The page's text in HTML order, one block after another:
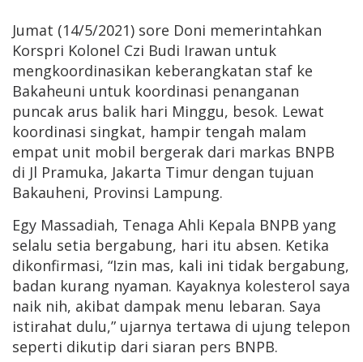
Jumat (14/5/2021) sore Doni memerintahkan
Korspri Kolonel Czi Budi Irawan untuk
mengkoordinasikan keberangkatan staf ke
Bakaheuni untuk koordinasi penanganan
puncak arus balik hari Minggu, besok. Lewat
koordinasi singkat, hampir tengah malam
empat unit mobil bergerak dari markas BNPB
di Jl Pramuka, Jakarta Timur dengan tujuan
Bakauheni, Provinsi Lampung.
Egy Massadiah, Tenaga Ahli Kepala BNPB yang
selalu setia bergabung, hari itu absen. Ketika
dikonfirmasi, “Izin mas, kali ini tidak bergabung,
badan kurang nyaman. Kayaknya kolesterol saya
naik nih, akibat dampak menu lebaran. Saya
istirahat dulu,” ujarnya tertawa di ujung telepon
seperti dikutip dari siaran pers BNPB.